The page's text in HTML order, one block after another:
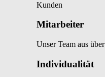
Kunden
Mitarbeiter
Unser Team aus
Individualität